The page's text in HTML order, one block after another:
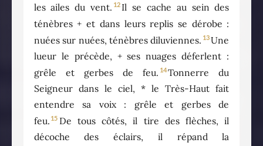
les ailes du vent. 12 Il se cache au sein des
ténèbres + et dans leurs replis se dérobe :
nuées sur nuées, ténèbres diluviennes. 13Une
lueur le précède, + ses nuages déferlent :
grêle et gerbes de feu. 14Tonnerre du
Seigneur dans le ciel, * le Très-Haut fait
entendre sa voix : grêle et gerbes de
feu. 15 De tous côtés, il tire des flèches, il
décoche des éclairs, il répand la